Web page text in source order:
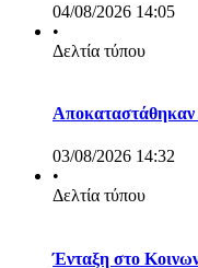
04/08/2026 14:05
•
Δελτία τύπου
Αποκαταστάθηκαν
03/08/2026 14:32
•
Δελτία τύπου
Ένταξη στο